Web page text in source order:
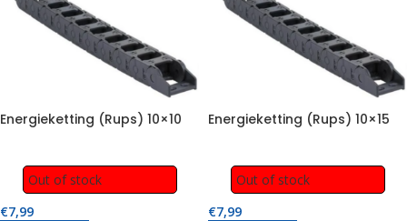
Energieketting (Rups) 10×10
Out of stock
€7,99
Energieketting (Rups) 10×15
Out of stock
€7,99